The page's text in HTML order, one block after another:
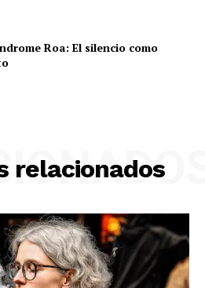
Roa: El silencio como
relacionados